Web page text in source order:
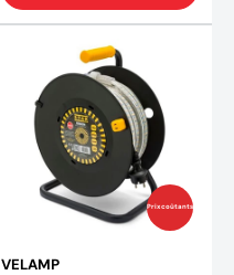
Prix coûtants
VELAMP